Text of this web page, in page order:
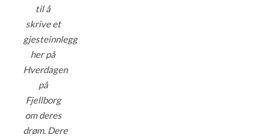
til å
skrive et
gjesteinnlegg
her på
Hverdagen
på
Fjellborg
om deres
drøm. Dere